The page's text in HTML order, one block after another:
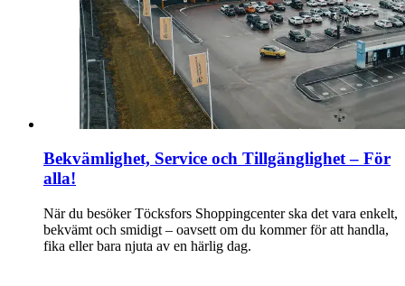
Bekvämlighet, Service och Tillgänglighet – För
alla!
När du besöker Töcksfors Shoppingcenter ska det vara enkelt,
bekvämt och smidigt – oavsett om du kommer för att handla,
fika eller bara njuta av en härlig dag.